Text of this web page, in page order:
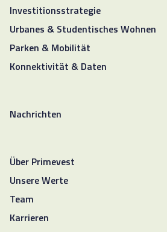
Investitionsstrategie
Urbanes & Studentisches Wohnen
Parken & Mobilität
Konnektivität & Daten
Nachrichten
Über Primevest
Unsere Werte
Team
Karrieren